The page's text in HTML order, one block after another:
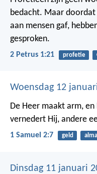
bedacht. Maar
aan mensen gaf,
gesproken.
2 Petrus 1:21 profetie
Woensdag 12
De Heer maakt arm,
vernedert Hij, andere
1 Samuel 2:7 geld
Dinsdag 11 januari